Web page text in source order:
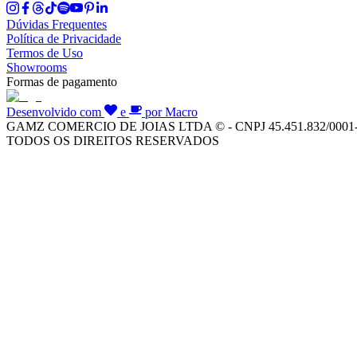
Dúvidas Frequentes
Política de Privacidade
Termos de Uso
Showrooms
Formas de pagamento
Desenvolvido com e
por Macro
GAMZ COMERCIO DE JOIAS LTDA © - CNPJ 45.451.832/
TODOS OS DIREITOS RESERVADOS